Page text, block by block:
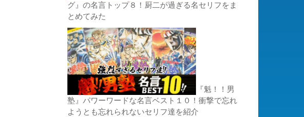
グ』の名言トップ８！厨二が過ぎる名セリフをま
とめてみた
『魁！！男
塾』パワーワードな名言ベスト１０！衝撃で忘れ
ようとも忘れられないセリフ達を紹介